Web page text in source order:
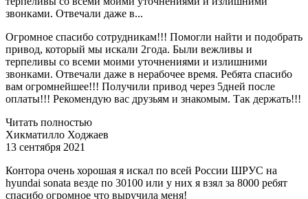
звонками. Отвечали даже в...
Огромное спасибо сотрудникам!!! Помогли найти и подобрать
привод, который мы искали 2года. Были вежливы и
терпеливы со всеми моими уточнениями и излишними
звонками. Отвечали даже в нерабочее время. Ребята спасибо
вам огромнейшее!!! Получили привод через 5дней после
оплаты!!! Рекомендую вас друзьям и знакомым. Так держать!!!
Читать полностью
Хикматилло Ходжаев
13 сентября 2021
Контора очень хорошая я искал по всей России ШРУС на
hyundai sonata везде по 30100 или у них я взял за 8000 ребят
спасибо огромное что выручила меня!